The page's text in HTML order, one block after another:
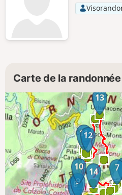
Carte de la randonnée
7
89
10
1112
13
14